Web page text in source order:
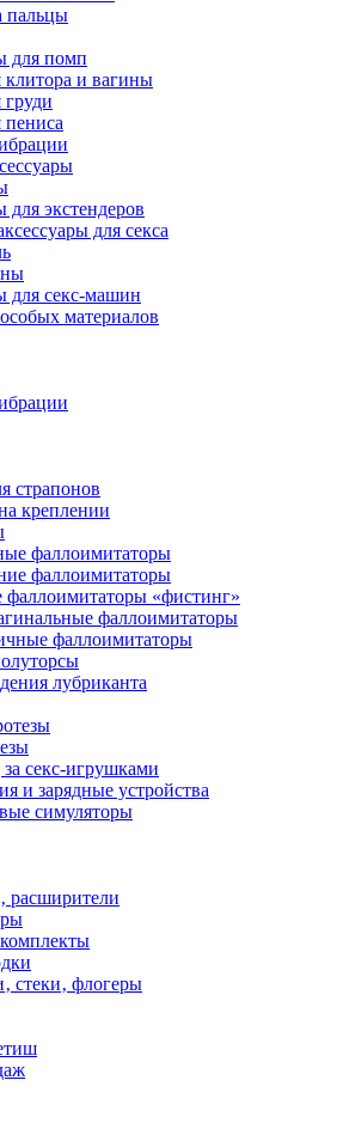
пальцы
для помп
и вагины
для экстендеров
для секса
для секс-машин
материалов
страпонов
креплении
фаллоимитаторы
фаллоимитаторы
фаллоимитаторы «фистинг»
фаллоимитаторы
фаллоимитаторы
лубриканта
секс-игрушками
и зарядные устройства
симуляторы
расширители
стеки‚ флогеры